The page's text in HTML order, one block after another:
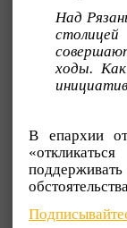
Над
ходы.
В епархии